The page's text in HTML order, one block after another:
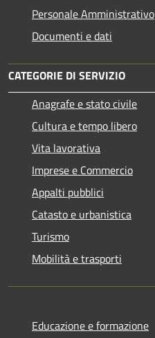
Personale Amministrativo
Documenti e dati
CATEGORIE DI SERVIZIO
Anagrafe e stato civile
Cultura e tempo libero
Vita lavorativa
Imprese e Commercio
Appalti pubblici
Catasto e urbanistica
Turismo
Mobilità e trasporti
Educazione e formazione